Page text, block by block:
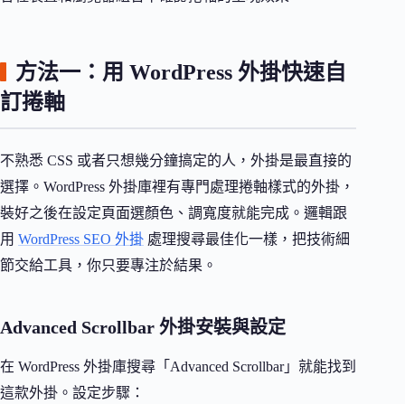
方法一：用 WordPress 外掛快速自
訂捲軸
不熟悉 CSS 或者只想幾分鐘搞定的人，外掛是最直接的
選擇。WordPress 外掛庫裡有專門處理捲軸樣式的外掛，
裝好之後在設定頁面選顏色、調寬度就能完成。邏輯跟
用 WordPress SEO 外掛 處理搜尋最佳化一樣，把技術細
節交給工具，你只要專注於結果。
Advanced Scrollbar 外掛安裝與設定
在 WordPress 外掛庫搜尋「Advanced Scrollbar」就能找到
這款外掛。設定步驟：